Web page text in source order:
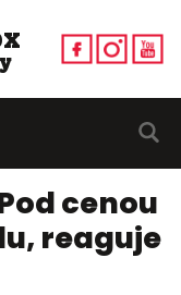
cenou
reaguje